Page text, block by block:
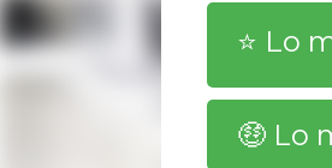
⭐️ Lo
🤑 Lo